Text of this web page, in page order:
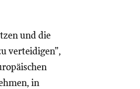
und die
verteidigen”,
in